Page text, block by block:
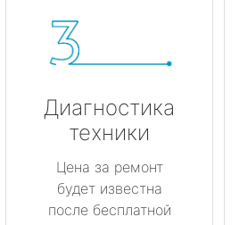
Диагностика
техники
Цена за ремонт
будет известна
после бесплатной